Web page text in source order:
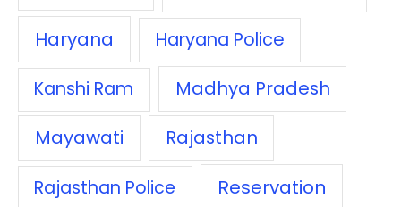
Haryana Haryana Police
Kanshi Ram
Madhya Pradesh
Mayawati
Rajasthan
Rajasthan Police Reservation